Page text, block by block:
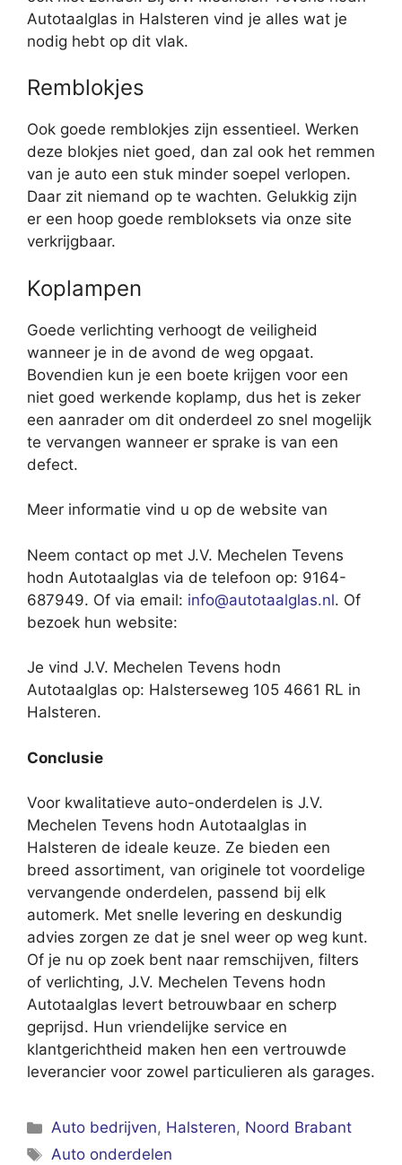
Autotaalglas in Halsteren vind je alles wat je
nodig hebt op dit vlak.
Remblokjes
Ook goede remblokjes zijn essentieel. Werken
deze blokjes niet goed, dan zal ook het remmen
van je auto een stuk minder soepel verlopen.
Daar zit niemand op te wachten. Gelukkig zijn
er een hoop goede rembloksets via onze site
verkrijgbaar.
Koplampen
Goede verlichting verhoogt de veiligheid
wanneer je in de avond de weg opgaat.
Bovendien kun je een boete krijgen voor een
niet goed werkende koplamp, dus het is zeker
een aanrader om dit onderdeel zo snel mogelijk
te vervangen wanneer er sprake is van een
defect.
Meer informatie vind u op de website van
Neem contact op met J.V. Mechelen Tevens
hodn Autotaalglas via de telefoon op: 9164-
687949. Of via email: info@autotaalglas.nl. Of
bezoek hun website:
Je vind J.V. Mechelen Tevens hodn
Autotaalglas op: Halsterseweg 105 4661 RL in
Halsteren.
Conclusie
Voor kwalitatieve auto-onderdelen is J.V.
Mechelen Tevens hodn Autotaalglas in
Halsteren de ideale keuze. Ze bieden een
breed assortiment, van originele tot voordelige
vervangende onderdelen, passend bij elk
automerk. Met snelle levering en deskundig
advies zorgen ze dat je snel weer op weg kunt.
Of je nu op zoek bent naar remschijven, filters
of verlichting, J.V. Mechelen Tevens hodn
Autotaalglas levert betrouwbaar en scherp
geprijsd. Hun vriendelijke service en
klantgerichtheid maken hen een vertrouwde
leverancier voor zowel particulieren als garages.
Categorieën
Auto bedrijven, Halsteren, Noord Brabant
Tags
Auto onderdelen